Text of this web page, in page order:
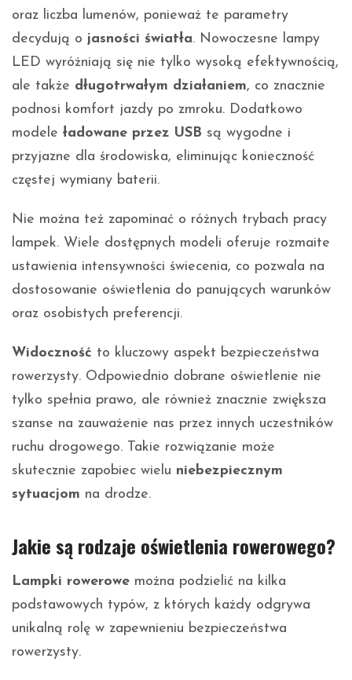
oraz liczba lumenów, ponieważ te parametry
decydują o jasności światła. Nowoczesne lampy
LED wyróżniają się nie tylko wysoką efektywnością,
ale także długotrwałym działaniem, co znacznie
podnosi komfort jazdy po zmroku. Dodatkowo
modele ładowane przez USB są wygodne i
przyjazne dla środowiska, eliminując konieczność
częstej wymiany baterii.
Nie można też zapominać o różnych trybach pracy
lampek. Wiele dostępnych modeli oferuje rozmaite
ustawienia intensywności świecenia, co pozwala na
dostosowanie oświetlenia do panujących warunków
oraz osobistych preferencji.
Widoczność to kluczowy aspekt bezpieczeństwa
rowerzysty. Odpowiednio dobrane oświetlenie nie
tylko spełnia prawo, ale również znacznie zwiększa
szanse na zauważenie nas przez innych uczestników
ruchu drogowego. Takie rozwiązanie może
skutecznie zapobiec wielu niebezpiecznym
sytuacjom na drodze.
Jakie są rodzaje oświetlenia rowerowego?
Lampki rowerowe można podzielić na kilka
podstawowych typów, z których każdy odgrywa
unikalną rolę w zapewnieniu bezpieczeństwa
rowerzysty.